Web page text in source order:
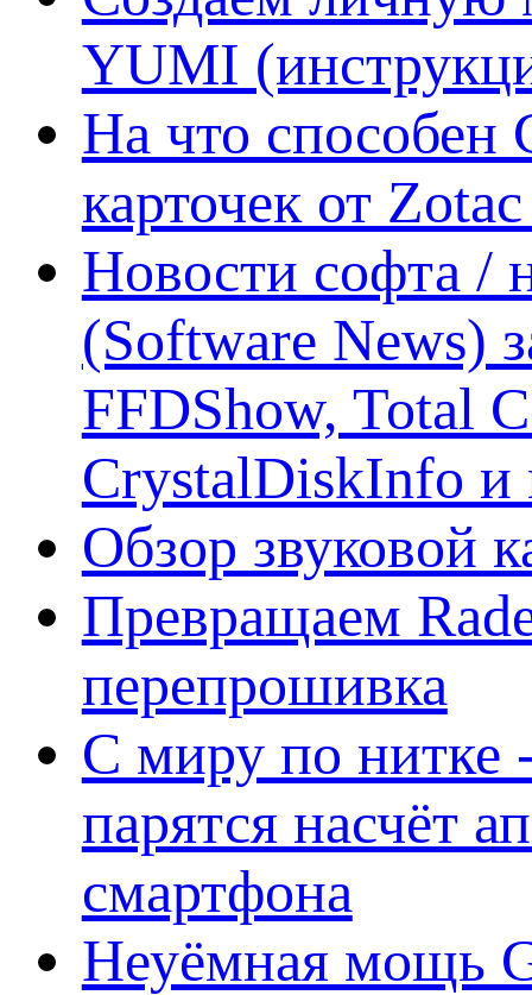
YUMI
На что способен
карточек от
Новости софта /
(Software News)
FFDShow, Total
CrystalDiskInfo и
Обзор звуковой
Превращаем
перепрошивка
С миру по нитке
парятся насчёт
смартфона
Неуёмная мощь